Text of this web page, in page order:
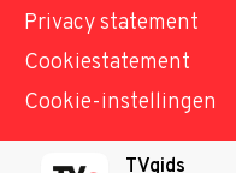
Privacy statement
Cookiestatement
Cookie-instellingen
TVgids